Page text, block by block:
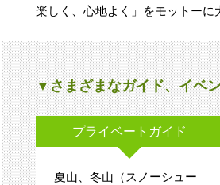
楽しく、心地よく」をモットーに
▼さまざまなガイド、イベ
プライベートガイド
夏山、冬山（スノーシュー